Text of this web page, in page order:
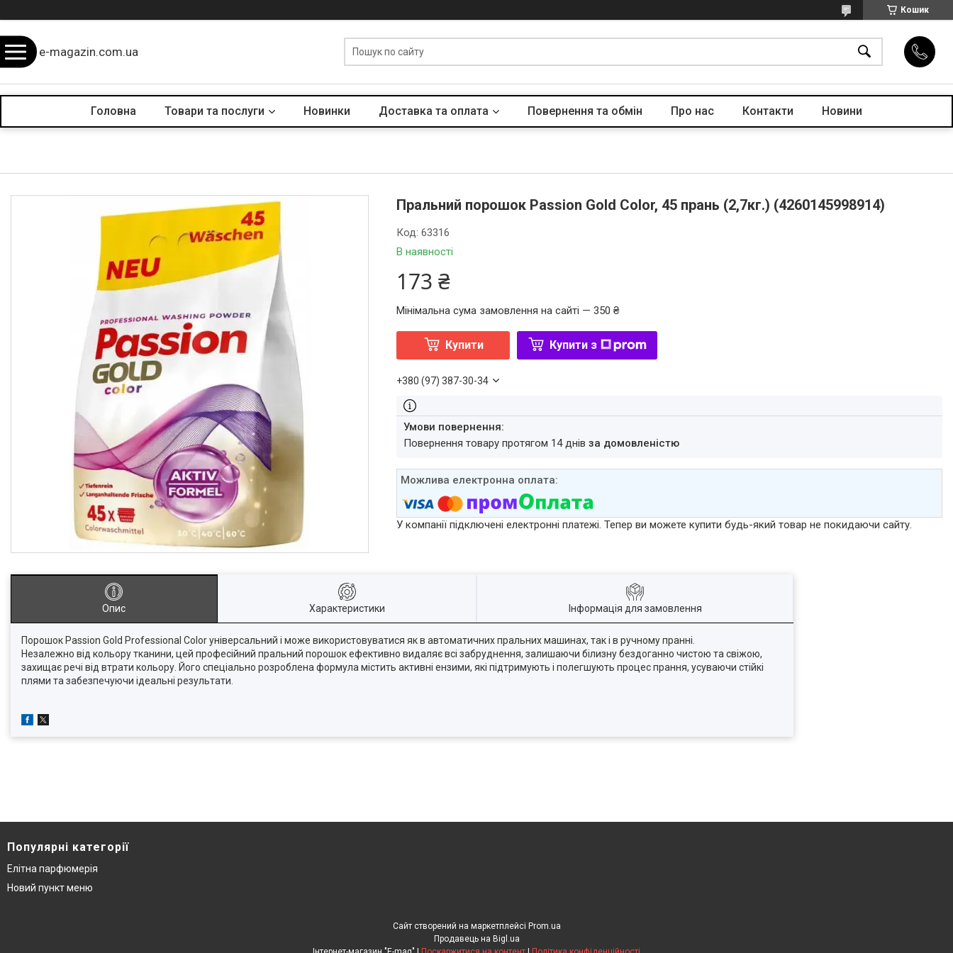
Кошик
e-magazin.com.ua
Головна Товари та послуги Новинки Доставка та оплата Повернення та обмін Про нас Контакти Новини
Пральний порошок Passion Gold Color, 45 прань (2,7кг.) (4260145998914)
В наявності
Код:63316
173 ₴
Мінімальна сума замовлення на сайті — 350 ₴
Купити Купити з
+380 (97) 387-30-34
повернення товару протягом 14 днівза домовленістю
У компанії підключені електронні платежі. Тепер ви можете купити будь-який товар не покидаючи сайту.
Опис Характеристики Інформація для замовлення
Порошок Passion Gold Professional Color універсальний і може використовуватися як в автоматичних пральних машинах, так і в ручному пранні.
Незалежно від кольору тканини, цей професійний пральний порошок ефективно видаляє всі забруднення, залишаючи білизну бездоганно чистою та свіжою,
захищає речі від втрати кольору. Його спеціально розроблена формула містить активні ензими, які підтримують і полегшують процес прання, усуваючи стійкі
плями та забезпечуючи ідеальні результати.
Популярні категорії
Елітна парфюмерія
Новий пункт меню
Сайт створений на маркетплейсі Prom.ua
Продавець на Bigl.ua